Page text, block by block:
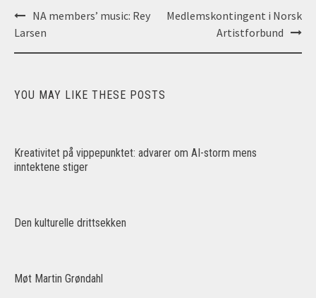
Post
navigation
NA members’ music: Rey
Larsen
Medlemskontingent i Norsk
Artistforbund
YOU MAY LIKE THESE POSTS
Kreativitet på vippepunktet: advarer om AI-storm mens
inntektene stiger
Den kulturelle drittsekken
Møt Martin Grøndahl